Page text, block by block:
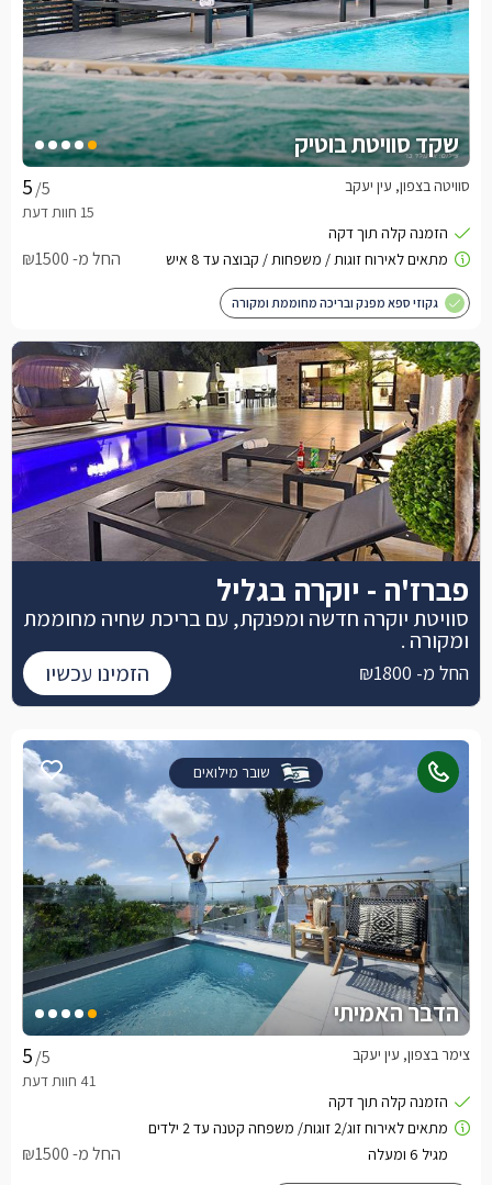
שקד סוויטת בוטיק
/5 סוויטה בצפון, עין יעקב
החל מ- ₪1500
גקוזי ספא מפנק ובריכה מחוממת ומקורה
שובר מילואים
הדבר האמיתי
/5 צימר בצפון, עין יעקב
החל מ- ₪1500
פברז'ה - יוקרה בגליל
סוויטת יוקרה חדשה ומפנקת, עם בריכת שחיה מחוממת
ומקורה .
החל מ- ₪1800 הזמינו עכשיו